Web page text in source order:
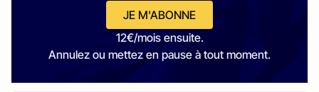
JE M'ABONNE
12€/mois ensuite.
Annulez ou mettez en pause à tout moment.